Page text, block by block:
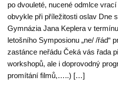
po dvouleté, nucené odmlce
obvykle při příležitosti oslav Dne
Gymnázia Jana Keplera v
letošního Symposionu „ne/ /řád“
zastánce neřádu Čeká vás řada
workshopů, ale i doprovodný
promítání filmů,…..) […]